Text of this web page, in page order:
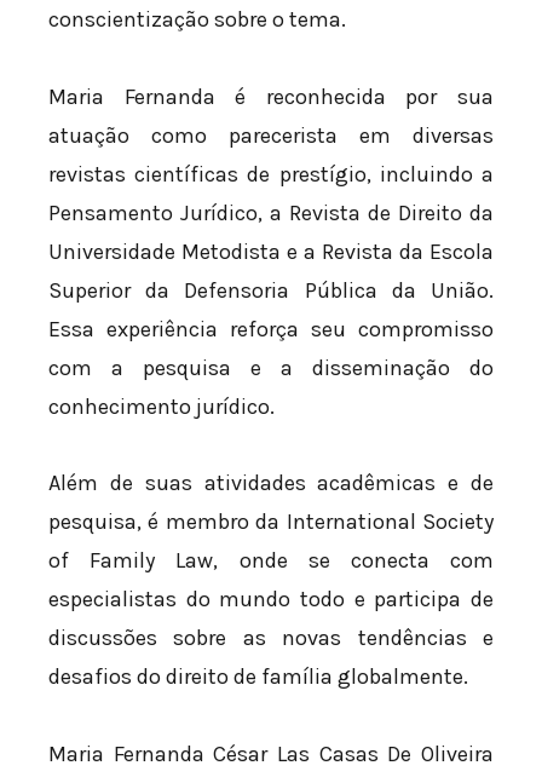
conscientização sobre o tema.
Maria Fernanda é reconhecida por sua
atuação como parecerista em diversas
revistas científicas de prestígio, incluindo a
Pensamento Jurídico, a Revista de Direito da
Universidade Metodista e a Revista da Escola
Superior da Defensoria Pública da União.
Essa experiência reforça seu compromisso
com a pesquisa e a disseminação do
conhecimento jurídico.
Além de suas atividades acadêmicas e de
pesquisa, é membro da International Society
of Family Law, onde se conecta com
especialistas do mundo todo e participa de
discussões sobre as novas tendências e
desafios do direito de família globalmente.
Maria Fernanda César Las Casas De Oliveira